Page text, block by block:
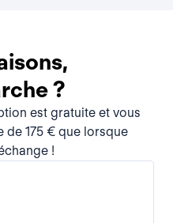
?
est gratuite et vous
de 175 € que lorsque
!